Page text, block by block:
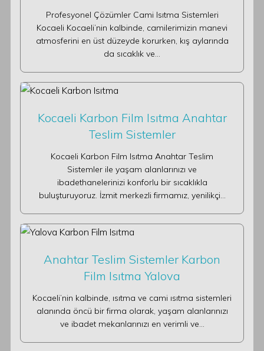
Profesyonel Çözümler Cami Isıtma Sistemleri
Kocaeli Kocaeli’nin kalbinde, camilerimizin manevi
atmosferini en üst düzeyde korurken, kış aylarında
da sıcaklık ve…
Kocaeli Karbon Film Isıtma Anahtar
Teslim Sistemler
Kocaeli Karbon Film Isıtma Anahtar Teslim
Sistemler ile yaşam alanlarınızı ve
ibadethanelerinizi konforlu bir sıcaklıkla
buluşturuyoruz. İzmit merkezli firmamız, yenilikçi…
Anahtar Teslim Sistemler Karbon
Film Isıtma Yalova
Kocaeli’nin kalbinde, ısıtma ve cami ısıtma sistemleri
alanında öncü bir firma olarak, yaşam alanlarınızı
ve ibadet mekanlarınızı en verimli ve…